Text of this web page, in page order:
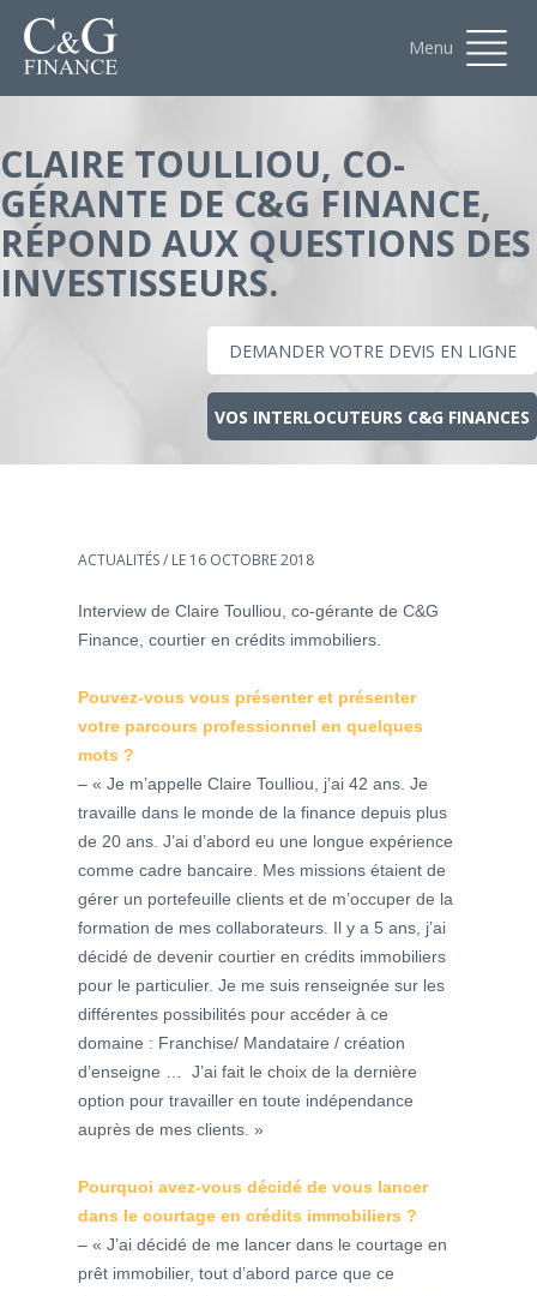
Menu
CLAIRE TOULLIOU, CO-
GÉRANTE DE C&G FINANCE,
RÉPOND AUX QUESTIONS DES
INVESTISSEURS.
DEMANDER VOTRE DEVIS EN LIGNE
VOS INTERLOCUTEURS C&G FINANCES
ACTUALITÉS/ LE 16 OCTOBRE 2018
Interview de Claire Toulliou, co-gérante de C&G
Finance, courtier en crédits immobiliers.
Pouvez-vous vous présenter et présenter
votre parcours professionnel en quelques
mots ?
– « Je m’appelle Claire Toulliou, j’ai 42 ans. Je
travaille dans le monde de la finance depuis plus
de 20 ans. J’ai d’abord eu une longue expérience
comme cadre bancaire. Mes missions étaient de
gérer un portefeuille clients et de m’occuper de la
formation de mes collaborateurs. Il y a 5 ans, j’ai
décidé de devenir courtier en crédits immobiliers
pour le particulier. Je me suis renseignée sur les
différentes possibilités pour accéder à ce
domaine : Franchise/ Mandataire / création
d’enseigne … J’ai fait le choix de la dernière
option pour travailler en toute indépendance
auprès de mes clients. »
Pourquoi avez-vous décidé de vous lancer
dans le courtage en crédits immobiliers ?
– « J’ai décidé de me lancer dans le courtage en
prêt immobilier, tout d’abord parce que ce